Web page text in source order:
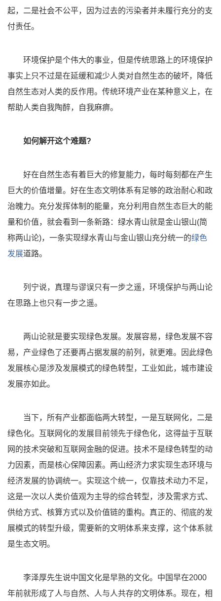
起，二是社会不公平，因为过去的污染者并未履行充分的支
付责任。
环境保护是个伟大的事业，但是传统思路上的环境保护
事实上只不过是在延缓和减少人类对自然生态的破坏，降低
自然生态对人类的反作用。传统环境产业在某种意义上，在
帮助人类自我陶醉，自我麻痹。
如何解开这个难题?
好在自然生态有着巨大的修复能力，每时每刻都在产生
巨大的价值增量。好在生态文明体系有足够的政治耐心和政
治魄力。充分发挥体制的能量，充分利用自然生态巨大的能
量和价值，就会看到一条新路：绿水青山就是金山银山(简
称两山论)，一条实现绿水青山与金山银山充分统一的绿色
发展道路。
列宁说，真理与谬误只有一步之遥，环境保护与两山论
在思路上也只有一步之遥。
两山论就是要实现绿色发展。发展容易，绿色发展不容
易，产业绿色了还要再占据发展的前列，就更难。因此绿色
发展核心是涉及发展模式的绿色转型，工业如此，城市建设
发展亦如此。
当下，所有产业都面临两大转型，一是互联网化，二是
绿色化。互联网化的发展目前领先于绿色化，这得益于互联
网的技术突破和互联网金融的促进。技术不是绿色转型的动
力因素，而是核心保障因素。两山经济力求实现生态环境与
经济发展的协调统一。实现这个统一，仅靠技术动力不足，
这是一次以人类价值观为主导的综合转型，涉及需求方式、
供给方式、核算方式以及价值链的重构。真正的、彻底的发
展模式的转型升级，需要新的文明体系来支撑，这个体系就
是生态文明。
李泽厚先生说中国文化是早熟的文化。中国早在2000
年前就形成了人与自然、人与人共存的文明体系。现在，相